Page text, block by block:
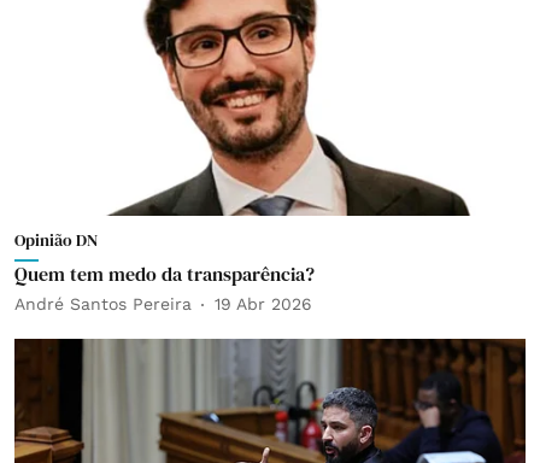
Opinião DN
Quem tem medo da transparência?
André Santos Pereira 19 Abr 2026